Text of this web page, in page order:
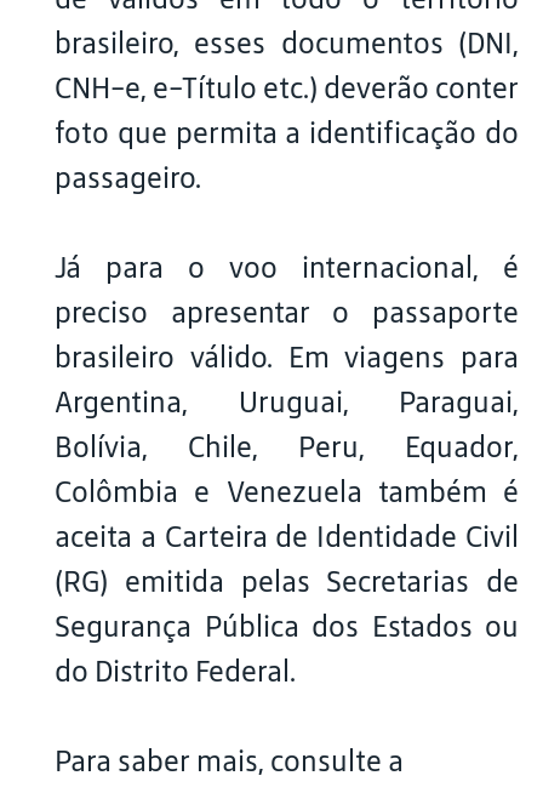
brasileiro, esses documentos (DNI,
CNH-e, e-Título etc.) deverão conter
foto que permita a identificação do
passageiro.
Já para o voo internacional, é
preciso apresentar o passaporte
brasileiro válido. Em viagens para
Argentina, Uruguai, Paraguai,
Bolívia, Chile, Peru, Equador,
Colômbia e Venezuela também é
aceita a Carteira de Identidade Civil
(RG) emitida pelas Secretarias de
Segurança Pública dos Estados ou
do Distrito Federal.
Para saber mais, consulte a